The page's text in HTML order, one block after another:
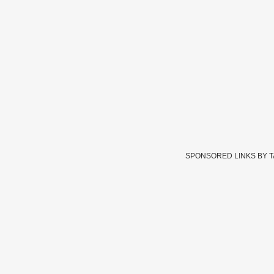
SPONSORED LINKS BY